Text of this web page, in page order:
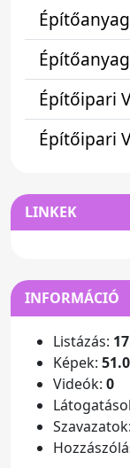
Építőipari
Építőipari
LINKEK
INFORMÁCIÓ
Listázás:
Képek:
Videók: 0
Szavazatok: